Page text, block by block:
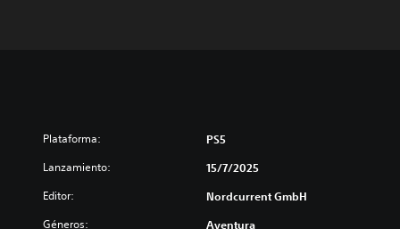
Plataforma: PS5
Lanzamiento: 15/7/2025
Editor: Nordcurrent GmbH
Géneros: Aventura